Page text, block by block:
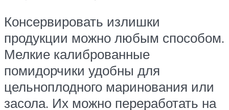
Консервировать излишки
продукции можно любым способом.
Мелкие калиброванные
помидорчики удобны для
цельноплодного маринования или
засола. Их можно переработать на